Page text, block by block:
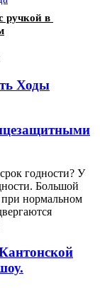
ручкой в
Ходы
годности? У
Большой
при нормальном